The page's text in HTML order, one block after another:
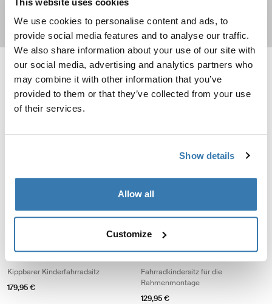
We use cookies to personalise content and ads, to
provide social media features and to analyse our traffic.
We also share information about your use of our site with
our social media, advertising and analytics partners who
may combine it with other information that you’ve
provided to them or that they’ve collected from your use
of their services.
Show details
Allow all
Customize
Mehr erfahren
Thule Yepp Nexxt 2 maxi frame mount Fahrradkindersitz für
Thule Yepp Nexxt 2 Mitternachtsschwarz (selected)
Thule Yepp Nexxt 2 dunkler Schiefer
Thule Yepp Nexxt 2 Dunkles Kaki
Thule Yepp Nexxt 2 Poliertes Gelb
Thule Yepp Nexxt 2 Maxi Mint Green
Thule Yepp Nexxt 2 Maxi Snow White
Thule Yepp Nexxt 2 Maxi Aquamarin
Thule Yepp Nexxt 2 Maxi Chocolate Brown
frame mount
174,95 €
Thule RideAlong 2 rack mount
Thule RideAlong 2 rack mount
Thule RideAlong 2 rack
Thule RideAlong 2 rack
Gepäckträgermontage
Thule RideAlong 2 frame mount Kippbarer Kinderfahrradsitz Dark gray
Thule RideAlong 2 frame
Kippbarer Kinderfahrradsitz
179,95 €
Thule RideAlong Lite 2 frame
Fahrradkindersitz für die
Rahmenmontage
129,95 €